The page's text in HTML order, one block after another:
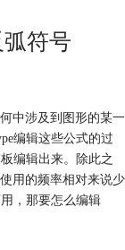
符号
中涉及到图形的某一
编辑这些公式的过
编辑出来。除此之
用的频率相对来说少
，那要怎么编辑